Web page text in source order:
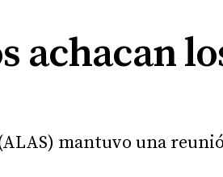
achacan
mantuvo una